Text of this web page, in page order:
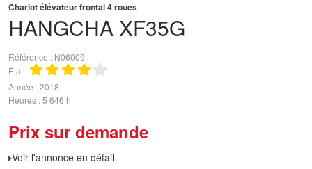
HANGCHA XF35G
Chariot élévateur frontal 4 roues
Référence
N06009
État
Année 2018
Heures 5 646 h
Prix sur demande
Voir l'annonce en détail